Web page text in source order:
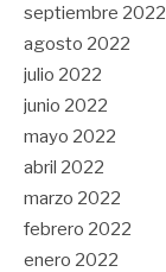
septiembre 2022
agosto 2022
julio 2022
junio 2022
mayo 2022
abril 2022
marzo 2022
febrero 2022
enero 2022